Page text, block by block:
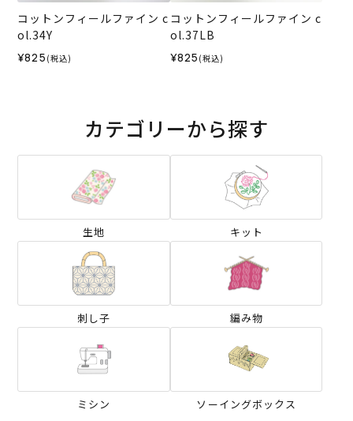
コットンフィールファイン c
ol.34Y
¥825 (税込)
コットンフィールファイン c
ol.37LB
¥825 (税込)
カテゴリーから探す
生地 キット
刺し子 編み物
ミシン ソーイングボックス